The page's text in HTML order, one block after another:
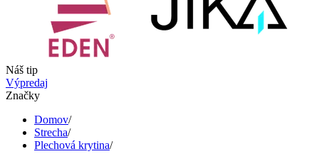
Náš tip
Výpredaj
Značky
Domov/
Strecha/
Plechová krytina/